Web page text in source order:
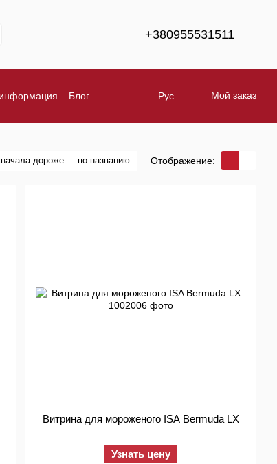
+380955531511
Блог
Рус Мой заказ
дороже по названию Отображение:
Витрина для мороженого ISA Bermuda LX
Узнать цену